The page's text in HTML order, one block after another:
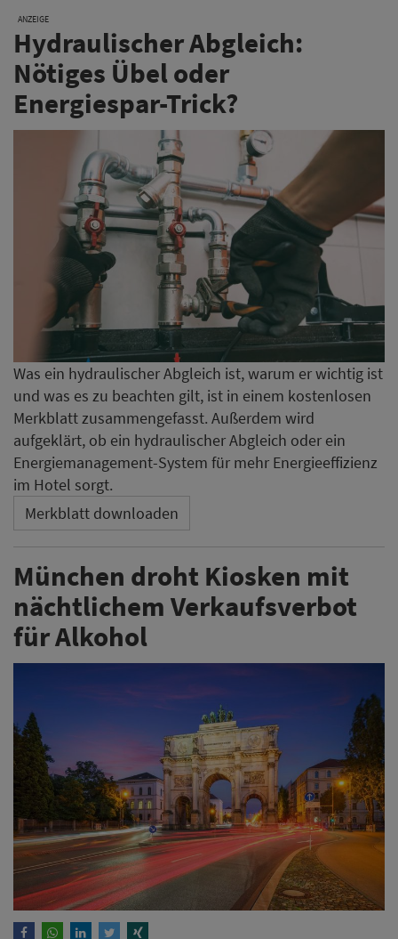
ANZEIGE
Hydraulischer Abgleich:
Nötiges Übel oder
Energiespar-Trick?
Was ein hydraulischer Abgleich ist, warum er wichtig ist
und was es zu beachten gilt, ist in einem kostenlosen
Merkblatt zusammengefasst. Außerdem wird
aufgeklärt, ob ein hydraulischer Abgleich oder ein
Energiemanagement-System für mehr Energieeffizienz
im Hotel sorgt.
Merkblatt downloaden
München droht Kiosken mit
nächtlichem Verkaufsverbot
für Alkohol